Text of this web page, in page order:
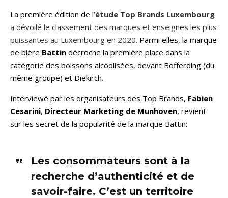
La première édition de l’étude Top Brands Luxembourg
a dévoilé le classement des marques et enseignes les plus
puissantes au Luxembourg en 2020. Parmi elles, la marque
de bière Battin décroche la première place dans la
catégorie des boissons alcoolisées, devant Bofferding (du
même groupe) et Diekirch.
Interviewé par les organisateurs des Top Brands, Fabien
Cesarini, Directeur Marketing de Munhoven, revient
sur les secret de la popularité de la marque Battin:
Les consommateurs sont à la
recherche d’authenticité et de
savoir-faire. C’est un territoire